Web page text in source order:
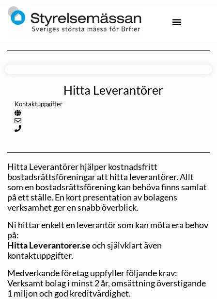
Hitta Leverantörer
Kontaktuppgifter
Hitta Leverantörer hjälper kostnadsfritt
bostadsrättsföreningar att hitta leverantörer. Allt
som en bostadsrättsförening kan behöva finns samlat
på ett ställe. En kort presentation av bolagens
verksamhet ger en snabb överblick.
Ni hittar enkelt en leverantör som kan möta era behov
på:
Hitta Leverantorer.seoch självklart även
kontaktuppgifter.
Medverkande företag uppfyller följande krav:
Verksamt bolag i minst 2 år, omsättning överstigande
1 miljon och god kreditvärdighet.